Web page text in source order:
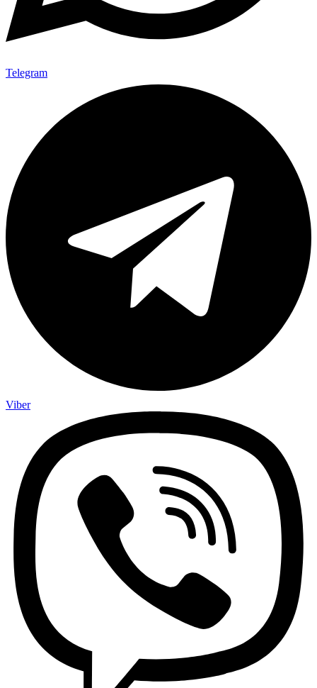
Telegram
Viber